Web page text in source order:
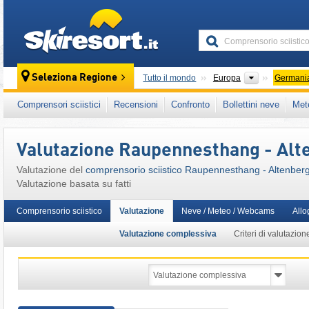
Seleziona Regione Tutto il mondo Europa Continenti
Questo comprensorio sciistico è presente
Germania dell'Est
Mittelgebirge tedesco
Comprensori sciistici Recensioni Confronto Bollettini neve
Valutazione Raupennesthang -
Valutazione del comprensorio sciistico Raupennesthang - Altenberg
Valutazione basata su fatti
Comprensorio sciistico Valutazione
Valutazione complessiva Criteri di
Neve / Meteo / Webcams